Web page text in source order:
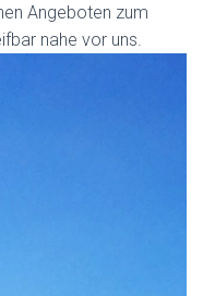
Angeboten zum
nahe vor uns.